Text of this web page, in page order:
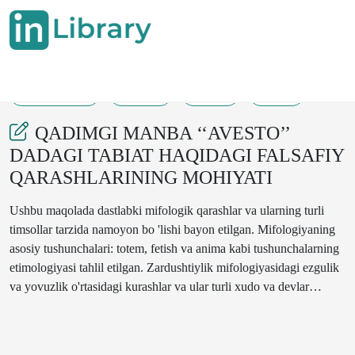
QADIMGI MANBA ‘‘AVESTO’’
DADAGI TABIAT HAQIDAGI FALSAFIY
QARASHLARINING MOHIYATI
Ushbu maqolada dastlabki mifologik qarashlar va ularning turli
timsollar tarzida namoyon bo 'lishi bayon etilgan. Mifologiyaning
asosiy tushunchalari: totem, fetish va anima kabi tushunchalarning
etimologiyasi tahlil etilgan. Zardushtiylik mifologiyasidagi ezgulik
va yovuzlik o'rtasidagi kurashlar va ular turli xudo va devlar